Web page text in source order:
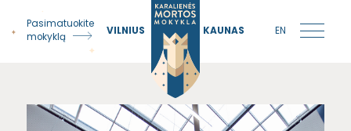
Pasimatuokite
mokyklą
VILNIUS KAUNAS EN